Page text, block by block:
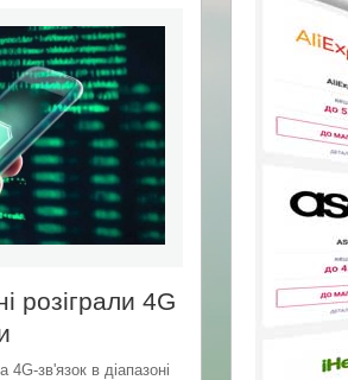
розіграли 4G
4G-зв'язок в діапазоні